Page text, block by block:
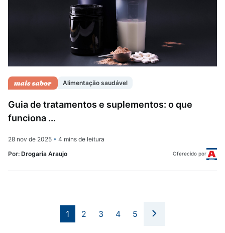
Alimentação saudável
Guia de tratamentos e suplementos: o que
funciona ...
28 nov de 2025 • 4 mins de leitura
Por: Drogaria Araujo Oferecido por
1 2 3 4 5